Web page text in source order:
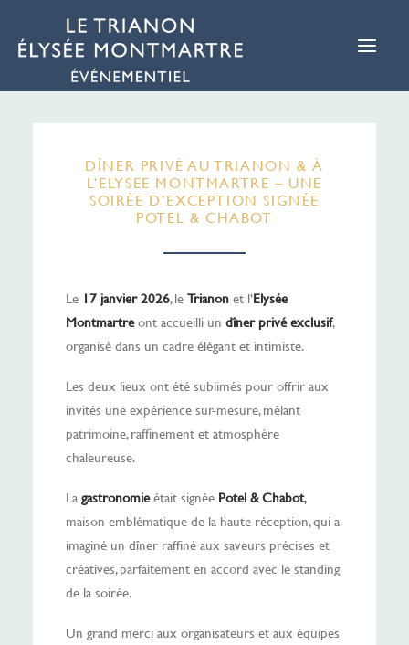
DÎNER PRIVÉ AU TRIANON & À
L’ELYSEE MONTMARTRE – UNE
SOIRÉE D’EXCEPTION SIGNÉE
POTEL & CHABOT
Le 17 janvier 2026, leTrianonet l’Elysée
Montmartreont accueilli un dîner privé exclusif,
organisé dans un cadre élégant et intimiste.
Les deux lieux ont été sublimés pour offrir aux
invités une expérience sur-mesure, mêlant
patrimoine, raffinement et atmosphère
chaleureuse.
Lagastronomieétait signée Potel & Chabot,
maison emblématique de la haute réception, qui a
imaginé un dîner raffiné aux saveurs précises et
créatives, parfaitement en accord avec le standing
de la soirée.
Un grand merci aux organisateurs et aux équipes